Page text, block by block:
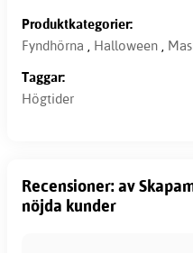
Produktkategorier:
Fyndhörna , Halloween ,
Taggar:
Högtider
Recensioner: av
nöjda kunder